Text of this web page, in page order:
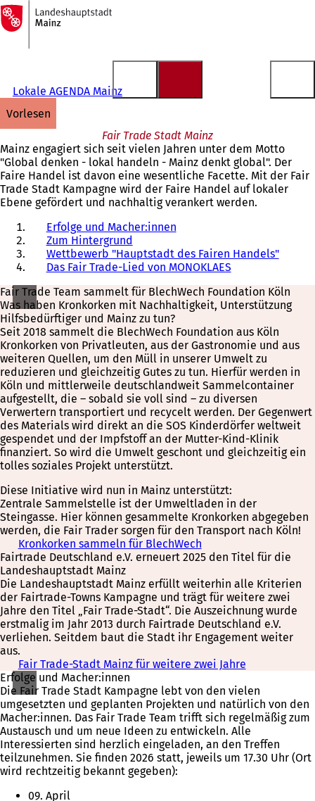
Inhalt anspringen
Zur
Startseite
Lokale AGENDA Mainz
vorlesen
Fair Trade Stadt Mainz
Mainz engagiert sich seit vielen Jahren unter dem Motto
"Global denken - lokal handeln - Mainz denkt global". Der
Faire Handel ist davon eine wesentliche Facette. Mit der Fair
Trade Stadt Kampagne wird der Faire Handel auf lokaler
Ebene gefördert und nachhaltig verankert werden.
Erfolge und Macher:innen
Zum Hintergrund
Wettbewerb "Hauptstadt des Fairen Handels"
Das Fair Trade-Lied von MONOKLAES
Fair Trade Team sammelt für BlechWech Foundation Köln
Was haben Kronkorken mit Nachhaltigkeit, Unterstützung
Hilfsbedürftiger und Mainz zu tun?
Seit 2018 sammelt die BlechWech Foundation aus Köln
Kronkorken von Privatleuten, aus der Gastronomie und aus
weiteren Quellen, um den Müll in unserer Umwelt zu
reduzieren und gleichzeitig Gutes zu tun. Hierfür werden in
Köln und mittlerweile deutschlandweit Sammelcontainer
aufgestellt, die – sobald sie voll sind – zu diversen
Verwertern transportiert und recycelt werden. Der Gegenwert
des Materials wird direkt an die SOS Kinderdörfer weltweit
gespendet und der Impfstoff an der Mutter-Kind-Klinik
finanziert. So wird die Umwelt geschont und gleichzeitig ein
tolles soziales Projekt unterstützt.
Diese Initiative wird nun in Mainz unterstützt:
Zentrale Sammelstelle ist der Umweltladen in der
Steingasse. Hier können gesammelte Kronkorken abgegeben
werden, die Fair Trader sorgen für den Transport nach Köln!
Kronkorken sammeln für BlechWech
Fairtrade Deutschland e.V. erneuert 2025 den Titel für die
Landeshauptstadt Mainz
Die Landeshauptstadt Mainz erfüllt weiterhin alle Kriterien
der Fairtrade-Towns Kampagne und trägt für weitere zwei
Jahre den Titel „Fair Trade-Stadt“. Die Auszeichnung wurde
erstmalig im Jahr 2013 durch Fairtrade Deutschland e.V.
verliehen. Seitdem baut die Stadt ihr Engagement weiter
aus.
Fair Trade-Stadt Mainz für weitere zwei Jahre
Erfolge und Macher:innen
Die Fair Trade Stadt Kampagne lebt von den vielen
umgesetzten und geplanten Projekten und natürlich von den
Macher:innen. Das Fair Trade Team trifft sich regelmäßig zum
Austausch und um neue Ideen zu entwickeln. Alle
Interessierten sind herzlich eingeladen, an den Treffen
teilzunehmen. Sie finden 2026 statt, jeweils um 17.30 Uhr (Ort
wird rechtzeitig bekannt gegeben):
09. April